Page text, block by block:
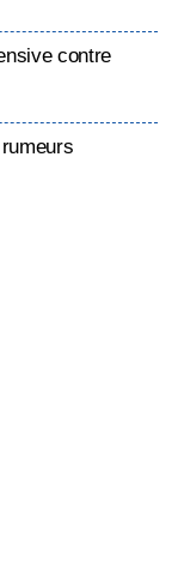
contre